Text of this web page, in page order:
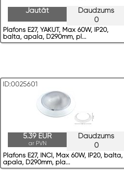
Daudzums
0
Jautāt
Plafons E27, YAKUT, Max 60W, IP20,
balta, apaļa, D290mm, pl...
ID:0025601
Daudzums
0
5.39 EUR
ar PVN
Plafons E27, INCI, Max 60W, IP20, balta,
apaļa, D290mm, pla...